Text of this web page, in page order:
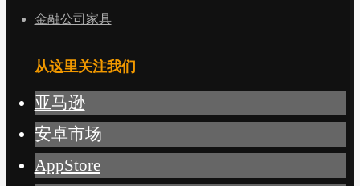
金融公司家具
从这里关注我们
亚马逊
安卓市场
AppStore